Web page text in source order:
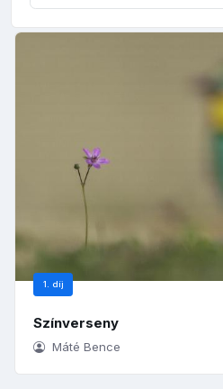
1. díj
Színverseny
Máté Bence